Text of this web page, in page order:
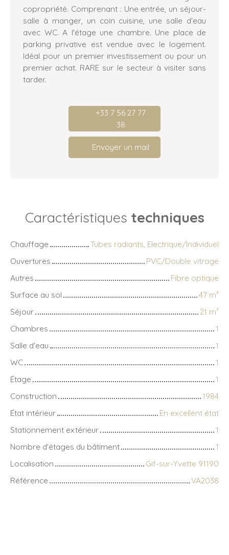
copropriété. Comprenant : Une entrée, un séjour-
salle à manger, un coin cuisine, une salle d'eau
avec WC. A l'étage une chambre. Une place de
parking privative est vendue avec le logement.
Idéal pour un premier investissement ou pour un
premier achat. RARE sur le secteur à visiter sans
tarder.
+33 7 56 27 77
38
Envoyer un mail
Caractéristiques techniques
Chauffage
Tubes radiants, Electrique/Individuel
Ouvertures
PVC/Double vitrage
Autres
Fibre optique
Surface au sol
47 m²
Séjour
21 m²
Chambres
1
Salle d'eau
1
WC
1
Étage
1
Construction
1984
État intérieur
En excellent état
Stationnement extérieur
1
Nombre d'étages du bâtiment
1
Localisation
Gif-sur-Yvette 91190
Référence
VA2038